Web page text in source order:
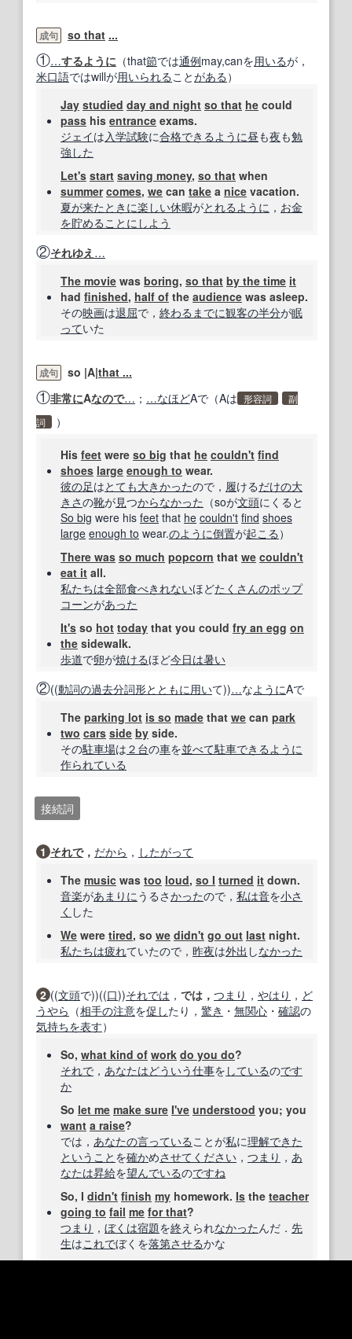
成句 so that ...
①…するように （that節では通例may,canを用いるが，
米口語ではwillが用いられる ことがある ）
Jay studied day and night so that he could
pass his entrance exams.
ジェイは 入学試験に合格できるように昼も夜も勉
強した
Let's start saving money, so that when
summer comes, we can take a nice vacation.
夏が来た ときに楽しい休暇がとれる ように ， お金
を貯める ことに しよう
②それゆえ …
The movie was boring, so that by the time it
had finished, half of the audience was asleep.
その映画は退屈で， 終わる までに観客の半分が眠
っていた
成句 so |A|that ...
①非常にAなので… ； …なほどAで（Aは 形容詞
副
詞
）
His feet were so big that he couldn't find
shoes large enough to wear.
彼の足はとても大きかったので， 履けるだけの大
きさの靴が見つからなかった （soが文頭にくると
So big were his feet that he couldn't find shoes
large enough to wear.のように倒置が起こる ）
There was so much popcorn that we couldn't
eat it all.
私たちは全部食べきれないほどたくさんのポップ
コーンがあった
It's so hot today that you could fry an egg on
the sidewalk.
歩道で卵が焼けるほど今日は暑い
②((動詞の過去分詞形とともに 用いて))…なようにAで
The parking lot is so made that we can park
two cars side by side.
その駐車場は ２台の車を並べて駐車できるように
作られている
接続詞
1 それで， だから ， したがって
The music was too loud, so I turned it down.
音楽があまりに うるさかったので， 私は音を小さ
く した
We were tired, so we didn't go out last night.
私たちは疲れていたので， 昨夜は外出 しなかった
2 ((文頭で))((口))それでは ， では， つまり ， やはり ， ど
うやら （相手の注意を促したり， 驚き ・ 無関心 ・ 確認の
気持ちを表す）
So, what kind of work do you do?
それで ， あなたはどういう仕事を しているのです
か
So let me make sure I've understood you; you
want a raise?
では， あなたの言っている ことが私に理解できた
ということ を確かめさせてください ， つまり ， あ
なたは昇給を望んでいるのですね
So, I didn't finish my homework. Is the teacher
going to fail me for that?
つまり ， ぼくは宿題を終えられなかった んだ． 先
生はこれでぼくを落第させるかな